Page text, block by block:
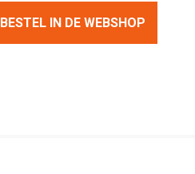
BESTEL IN DE WEBSHOP